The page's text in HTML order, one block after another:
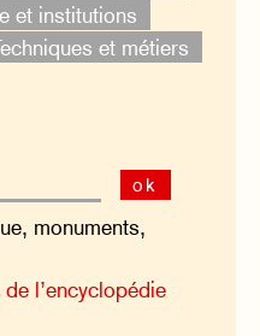
et institutions
et métiers
ok
monuments,
l’encyclopédie